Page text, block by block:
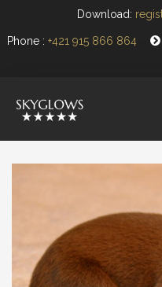
Download:
Phone : +421 915 866 864
ŠTEŇATÁ
NOVINKY